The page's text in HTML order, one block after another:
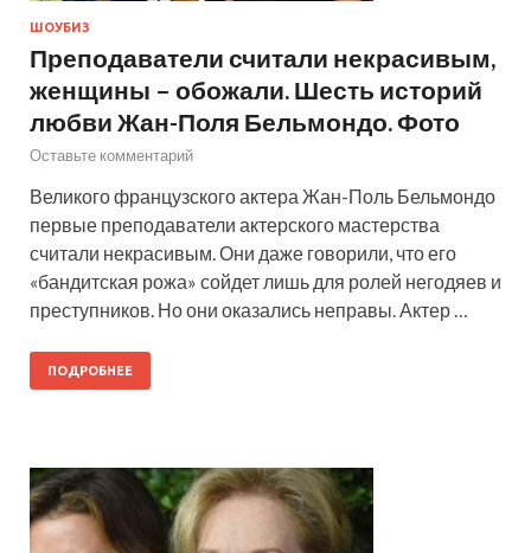
ШОУБИЗ
Преподаватели считали некрасивым,
женщины – обожали. Шесть историй
любви Жан-Поля Бельмондо. Фото
Оставьте комментарий
Великого французского актера Жан-Поль Бельмондо
первые преподаватели актерского мастерства
считали некрасивым. Они даже говорили, что его
«бандитская рожа» сойдет лишь для ролей негодяев и
преступников. Но они оказались неправы. Актер …
ПОДРОБНЕЕ